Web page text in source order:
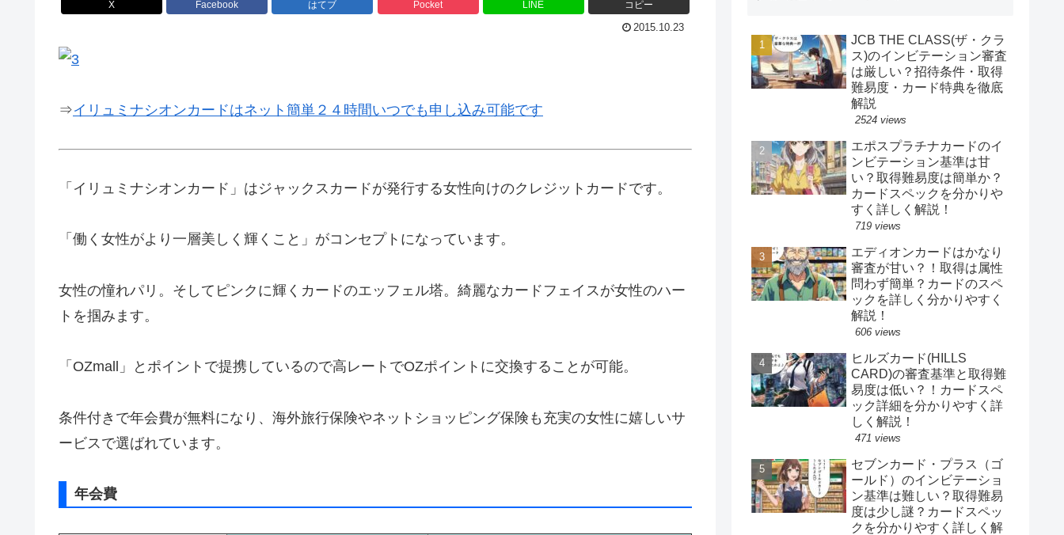
X Facebook はてブ Pocket LINE コピー
2015.10.23
⇒イリュミナシオンカードはネット簡単２４時間いつでも申し込み可能です
「イリュミナシオンカード」はジャックスカードが発行する女性向けのクレジットカードです。
「働く女性がより一層美しく輝くこと」がコンセプトになっています。
女性の憧れパリ。そしてピンクに輝くカードのエッフェル塔。綺麗なカードフェイスが女性のハー
トを掴みます。
「OZmall」とポイントで提携しているので高レートでOZポイントに交換することが可能。
条件付きで年会費が無料になり、海外旅行保険やネットショッピング保険も充実の女性に嬉しいサ
ービスで選ばれています。
年会費
JCB THE CLASS(ザ・クラ
ス)のインビテーション審査
は厳しい？招待条件・取得
難易度・カード特典を徹底
解説
2524 views
エポスプラチナカードのイ
ンビテーション基準は甘
い？取得難易度は簡単か？
カードスペックを分かりや
すく詳しく解説！
719 views
エディオンカードはかなり
審査が甘い？！取得は属性
問わず簡単？カードのスペ
ックを詳しく分かりやすく
解説！
606 views
ヒルズカード(HILLS
CARD)の審査基準と取得難
易度は低い？！カードスペ
ック詳細を分かりやすく詳
しく解説！
471 views
セブンカード・プラス（ゴ
ールド）のインビテーショ
ン基準は難しい？取得難易
度は少し謎？カードスペッ
クを分かりやすく詳しく解